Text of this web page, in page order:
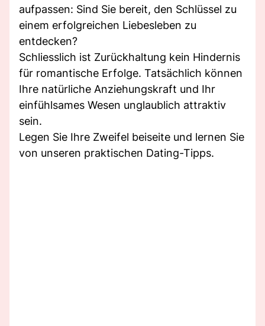
aufpassen: Sind Sie bereit, den Schlüssel zu
einem erfolgreichen Liebesleben zu
entdecken?
Schliesslich ist Zurückhaltung kein Hindernis
für romantische Erfolge. Tatsächlich können
Ihre natürliche Anziehungskraft und Ihr
einfühlsames Wesen unglaublich attraktiv
sein.
Legen Sie Ihre Zweifel beiseite und lernen Sie
von unseren praktischen Dating-Tipps.